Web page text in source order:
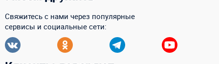
Свяжитесь с нами через популярные
сервисы и социальные сети: